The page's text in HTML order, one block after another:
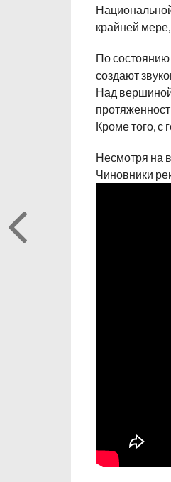
крайней
По состоянию
создают
Над
Кроме того, с
Несмотря на
Чиновники